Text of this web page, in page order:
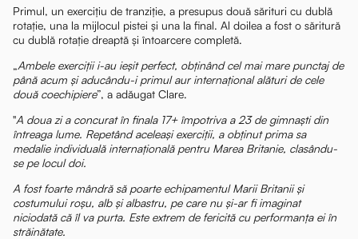
Primul, un exercițiu de tranziție, a presupus două sărituri cu dublă
rotație, una la mijlocul pistei și una la final. Al doilea a fost o săritură
cu dublă rotație dreaptă și întoarcere completă.
„Ambele exerciții i-au ieșit perfect, obținând cel mai mare punctaj de
până acum și aducându-i primul aur internațional alături de cele
două coechipiere”, a adăugat Clare.
"A doua zi a concurat în finala 17+ împotriva a 23 de gimnaști din
întreaga lume. Repetând aceleași exerciții, a obținut prima sa
medalie individuală internațională pentru Marea Britanie, clasându-
se pe locul doi.
A fost foarte mândră să poarte echipamentul Marii Britanii și
costumului roșu, alb și albastru, pe care nu și-ar fi imaginat
niciodată că îl va purta. Este extrem de fericită cu performanța ei în
străinătate.